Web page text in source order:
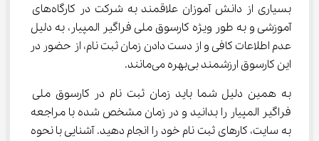
بسیاری از دانش آموزان علاقمند به شرکت در کارگاه‌های
آموزشی و به طور ویژه کارسوق ملی فراگیر المپیار، به دلیل
عدم اطلاعات کافی و از دست دادن زمان ثبت نام، از حضور در
این کارسوق ارزشمند بی‌بهره می‌مانند.
به همین دلیل شما باید زمان ثبت نام در کارسوق ملی
فراگیر المپیار را بدانید و در زمان مشخص شده با مراجعه
به سایت، کارهای ثبت نام خود را انجام دهید. آشنایی با نحوه